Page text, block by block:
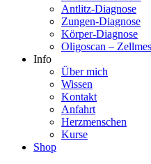
Antlitz-Diagnose
Zungen-Diagnose
Körper-Diagnose
Oligoscan –
Info
Über mich
Wissen
Kontakt
Anfahrt
Herzmenschen
Kurse
Shop